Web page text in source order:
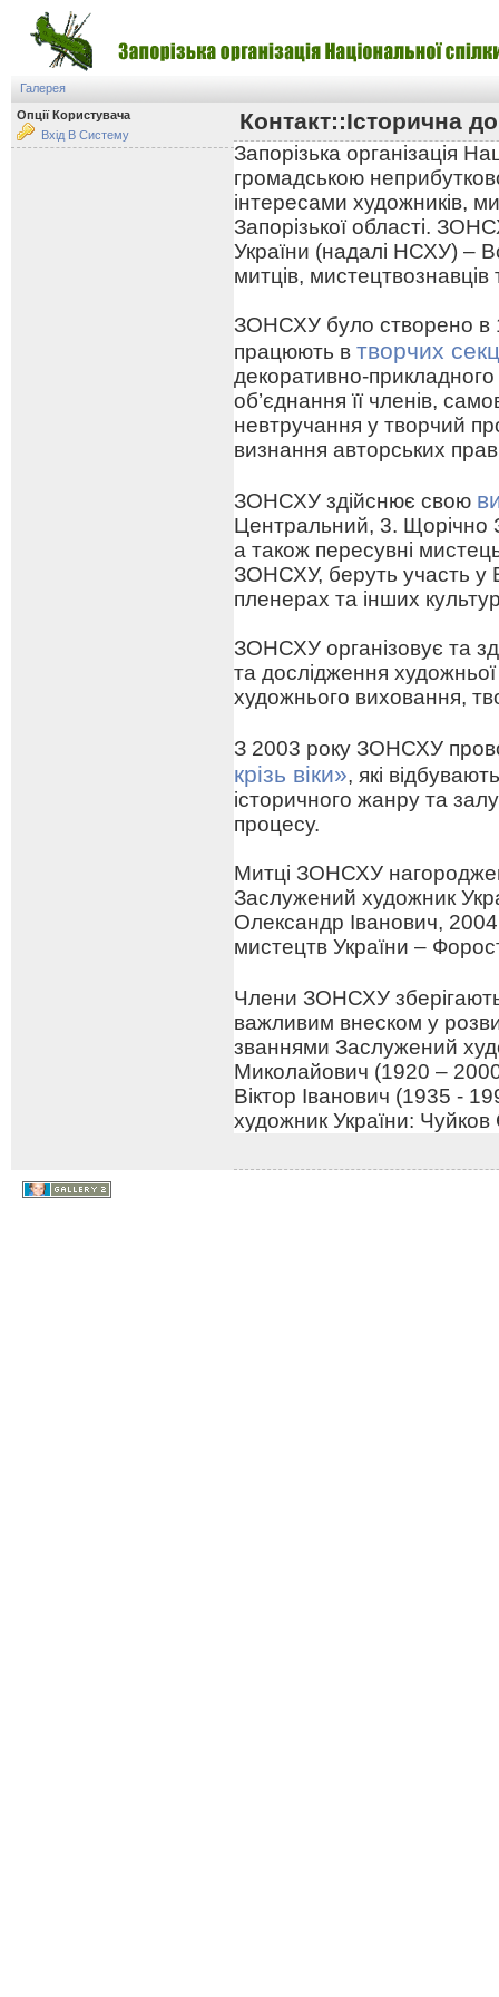
Галерея
Опції Користувача
Вхід В Систему
Контакт::Історична
Запорізька організація
громадською
інтересами художників,
Запорізької області.
України (надалі НСХУ) –
митців,
ЗОНСХУ було створено в
працюють в творчих
декоративно-
об’єднання її членів,
невтручання у творчий
визнання авторських
ЗОНСХУ здійснює свою
Центральний, 3. Щорічно
а також пересувні
ЗОНСХУ, беруть участь у
пленерах та інших
ЗОНСХУ організовує та
та дослідження
художнього виховання,
З 2003 року ЗОНСХУ
крізь віки», які
історичного жанру та
процесу.
Митці ЗОНСХУ
Заслужений художник
Олександр Іванович,
мистецтв України –
Члени ЗОНСХУ
важливим внеском у
званнями Заслужений
Миколайович (1920 –
Віктор Іванович (1935 -
художник України: